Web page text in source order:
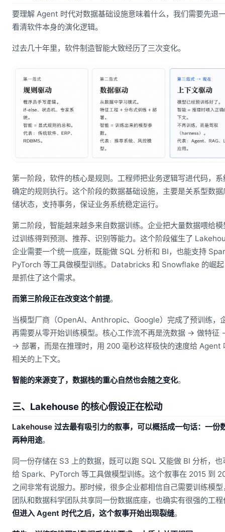
要理解 Agent 时代对数据基础设施意味着什么，我们需要先退
看清软件本身的演化逻辑。
过去几十年里，软件制造智能大致经历了三次变化。
第一阶段，软件的核心是规则。工程师把业务逻辑写进代码，
确定的规则执行。这个阶段的数据基础设施，主要是关系型数据
储状态，支持事务，保证业务系统稳定运行。
第二阶段，智能越来越多来自数据训练。企业把大量数据喂给
过训练得到预测、推荐、识别等能力。这个阶段催生了
企业需要一个统一底座，既能做 SQL 分析和 BI，也能支持
PyTorch 等工具做模型训练。Databricks 和 Snowflake 的崛
是抓住了这个需求。
而第三阶段正在改变这个前提。
当模型厂商（OpenAI、Anthropic、Google）完成了预训练，
再需要从零开始训练模型。核心工作流不再是洗数据 → 做特征
→ 部署，而是在推理时，用 200 毫秒这样极快的速度给 Agent
相关的上下文。
智能的来源变了，数据栈的重心自然也会随之变化。
三、Lakehouse 的核心假设正在松动
Lakehouse 过去最有吸引力的叙事，可以概括成一句话：一份
两种用途。
同一份存储在 S3 上的数据，既可以跑 SQL 又能做 BI 分析，也
给 Spark、PyTorch 等工具做模型训练。这个叙事在 2015 到
之间非常有说服力。那时候，很多企业都相信自己需要训练模
团队和数据科学团队共享同一份数据底座，也确实有很强的工
但进入 Agent 时代之后，这个叙事开始出现裂缝。